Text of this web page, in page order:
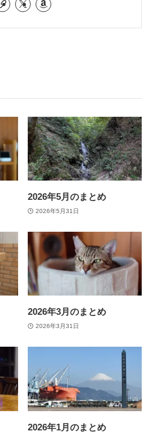
2026年5月のまとめ
2026年5月31日
2026年3月のまとめ
2026年3月31日
2026年1月のまとめ